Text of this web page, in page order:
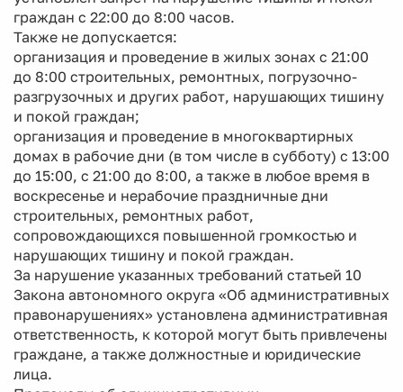
граждан с 22:00 до 8:00 часов.
Также не допускается:
организация и проведение в жилых зонах с 21:00
до 8:00 строительных, ремонтных, погрузочно-
разгрузочных и других работ, нарушающих тишину
и покой граждан;
организация и проведение в многоквартирных
домах в рабочие дни (в том числе в субботу) с 13:00
до 15:00, с 21:00 до 8:00, а также в любое время в
воскресенье и нерабочие праздничные дни
строительных, ремонтных работ,
сопровождающихся повышенной громкостью и
нарушающих тишину и покой граждан.
За нарушение указанных требований статьей 10
Закона автономного округа «Об административных
правонарушениях» установлена административная
ответственность, к которой могут быть привлечены
граждане, а также должностные и юридические
лица.